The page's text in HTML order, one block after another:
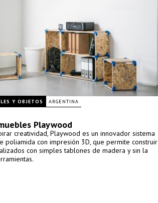
Y OBJETOS ARGENTINA
Playwood
creatividad, Playwood es un innovador sistema
poliamida con impresión 3D, que permite construir
con simples tablones de madera y sin la